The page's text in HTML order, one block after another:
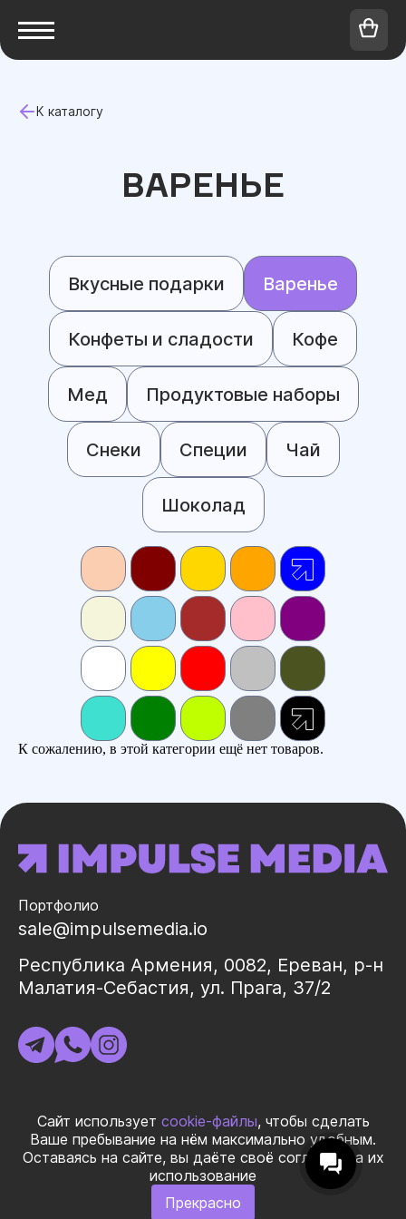
К каталогу
ВАРЕНЬЕ
Вкусные подарки Варенье
Конфеты и сладости Кофе
Мед Продуктовые наборы
Снеки Специи Чай
Шоколад
К сожалению, в этой категории ещё нет товаров.
Портфолио
sale@impulsemedia.io
Республика Армения, 0082, Ереван, р-н
Малатия-Себастия, ул. Прага, 37/2
© 2026 ООО «ИМПУЛЬС МЕДИА ГЛОБАЛ» Все права
Правила использования материалов ㅤ|ㅤПолитика
Сайт использует cookie-файлы, чтобы сделать
Ваше пребывание на нём максимально удобным.
Оставаясь на сайте, вы даёте своё согласие на их
использование
Прекрасно